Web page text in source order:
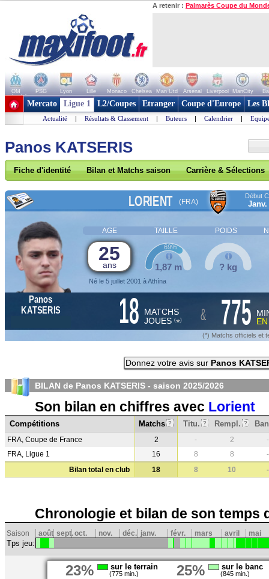
A retenir : Palmarès Coupe du
OM PSG Lyon Lille Monaco Chelsea Man Utd Arsenal Liverpool ManCity
+ de clubs
Mercato Ligue 1 L2/Coupes Etranger Coupe d'Europe Les
Actualité | Résultats & Classement | Buteurs | Calendrier |
Panos KATSERIS
Fiche d'identité Bilan et Matchs saison Carrière & Sélections
LORIENT (FRA)
Début
Janv.
AGE TAILLE POIDS
25
ans
Né le 5 juillet 2001 à Athína
1,87 m
69%
? kg
Panos
KATSERIS
18 MATCHS
JOUES (*) & 775
(*) Matchs officiels et
Donnez votre avis sur Panos
BILAN de Panos KATSERIS - saison 2025/2026
Son bilan en chiffres avec Lorient
Compétitions Matchs ? Titu. ? Rempl. ?
FRA, Coupe de France 2 - 2
-
FRA, Ligue 1
16 8 8
-
Bilan total en club
18 8 10 -
Chronologie et bilan de son temps
Saison août sept.oct. nov. déc. janv. févr. mars avril mai
Tps jeu:
23% sur le terrain
(775 min.) 25% sur le banc
(845 min.)